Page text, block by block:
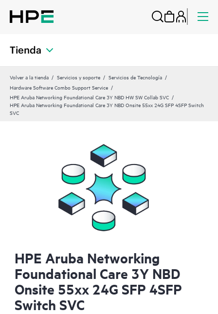
Tienda
Volver a la tienda Servicios y soporte
Servicios de Tecnología
Hardware Software Combo Support Service
HPE Aruba Networking Foundational Care 3Y NBD HW SW Collab SVC
HPE Aruba Networking Foundational Care 3Y NBD Onsite 55xx 24G SFP 4SFP Switch
SVC
HPE Aruba Networking
Foundational Care 3Y NBD
Onsite 55xx 24G SFP 4SFP
Switch SVC